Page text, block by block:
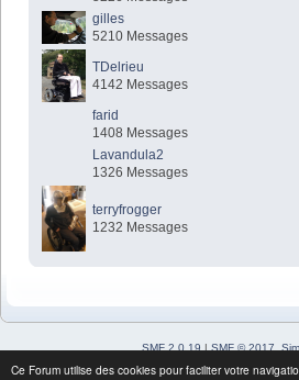
Ce Forum utilise des cookies pour faciliter votre
gilles
5210 Messages
TDelrieu
4142 Messages
farid
1408 Messages
Lavandula2
1326 Messages
terryfrogger
1232 Messages
SMF 2.0.19 | SMF © 2017
Simple Audio Video